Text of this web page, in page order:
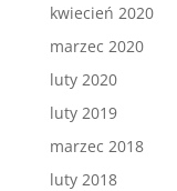
kwiecień 2020
marzec 2020
luty 2020
luty 2019
marzec 2018
luty 2018